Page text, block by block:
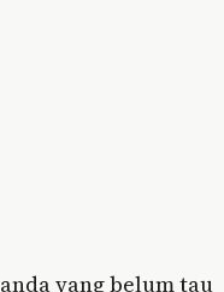
yang belum tau